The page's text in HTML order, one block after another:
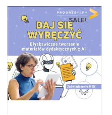
SALE!